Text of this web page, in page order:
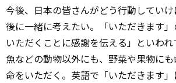
今後、日本の皆さんがどう行動してい
後に一緒に考えたい。「いただきます
いただくことに感謝を伝える」といわれ
魚などの動物以外にも、野菜や果物に
命をいただく。英語で「いただきます